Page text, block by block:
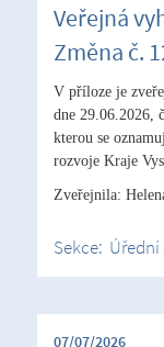
Veřejná
Změna č.
V příloze je
dne 29.06.2026,
kterou se
rozvoje Kraje
Zveřejnila:
Sekce: Úřední
07/07/2026